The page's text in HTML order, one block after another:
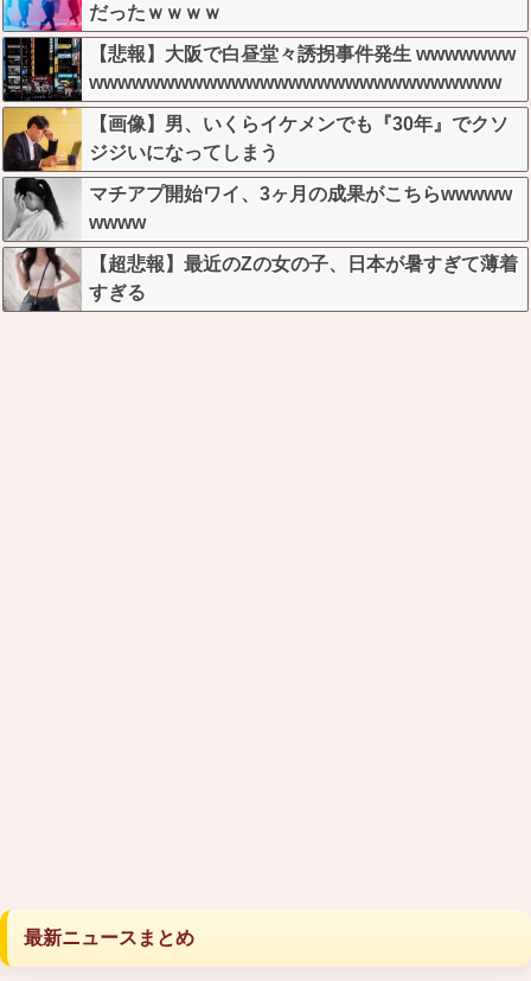
だったｗｗｗｗ
【悲報】大阪で白昼堂々誘拐事件発生 wwwwwww
wwwwwwwwwwwwwwwwwwwwwwwwwwwww
【画像】男、いくらイケメンでも『30年』でクソ
ジジいになってしまう
マチアプ開始ワイ、3ヶ月の成果がこちらwwwww
wwww
【超悲報】最近のZの女の子、日本が暑すぎて薄着
すぎる
最新ニュースまとめ